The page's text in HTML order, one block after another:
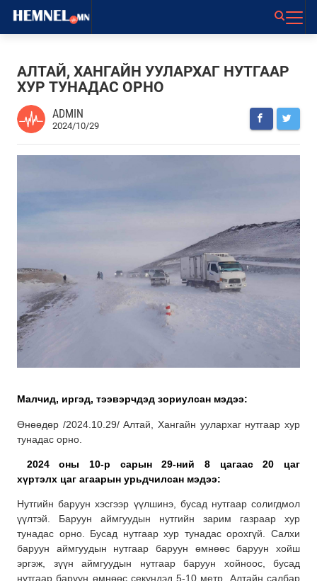
АЛТАЙ, ХАНГАЙН УУЛАРХАГ НУТГААР
ХУР ТУНАДАС ОРНО
ADMIN
2024/10/29
Малчид, иргэд, тээвэрчдэд зориулсан мэдээ:
Өнөөдөр /2024.10.29/ Алтай, Хангайн уулархаг нутгаар хур
тунадас орно.
2024 оны 10-р сарын 29-ний 8 цагаас 20 цаг
хүртэлх цаг агаарын урьдчилсан мэдээ:
Нутгийн баруун хэсгээр үүлшинэ, бусад нутгаар солигдмол
үүлтэй. Баруун аймгуудын нутгийн зарим газраар хур
тунадас орно. Бусад нутгаар хур тунадас орохгүй. Салхи
баруун аймгуудын нутгаар баруун өмнөөс баруун хойш
эргэж, зүүн аймгуудын нутгаар баруун хойноос, бусад
нутгаар баруун өмнөөс секундэд 5-10 метр, Алтайн салбар